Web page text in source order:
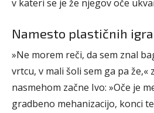
v kateri se je že njegov oče
Namesto plastičnih
»Ne morem reči, da sem znal
vrtcu, v mali šoli sem ga pa že,«
nasmehom začne Ivo: »Oče je
gradbeno mehanizacijo, konci